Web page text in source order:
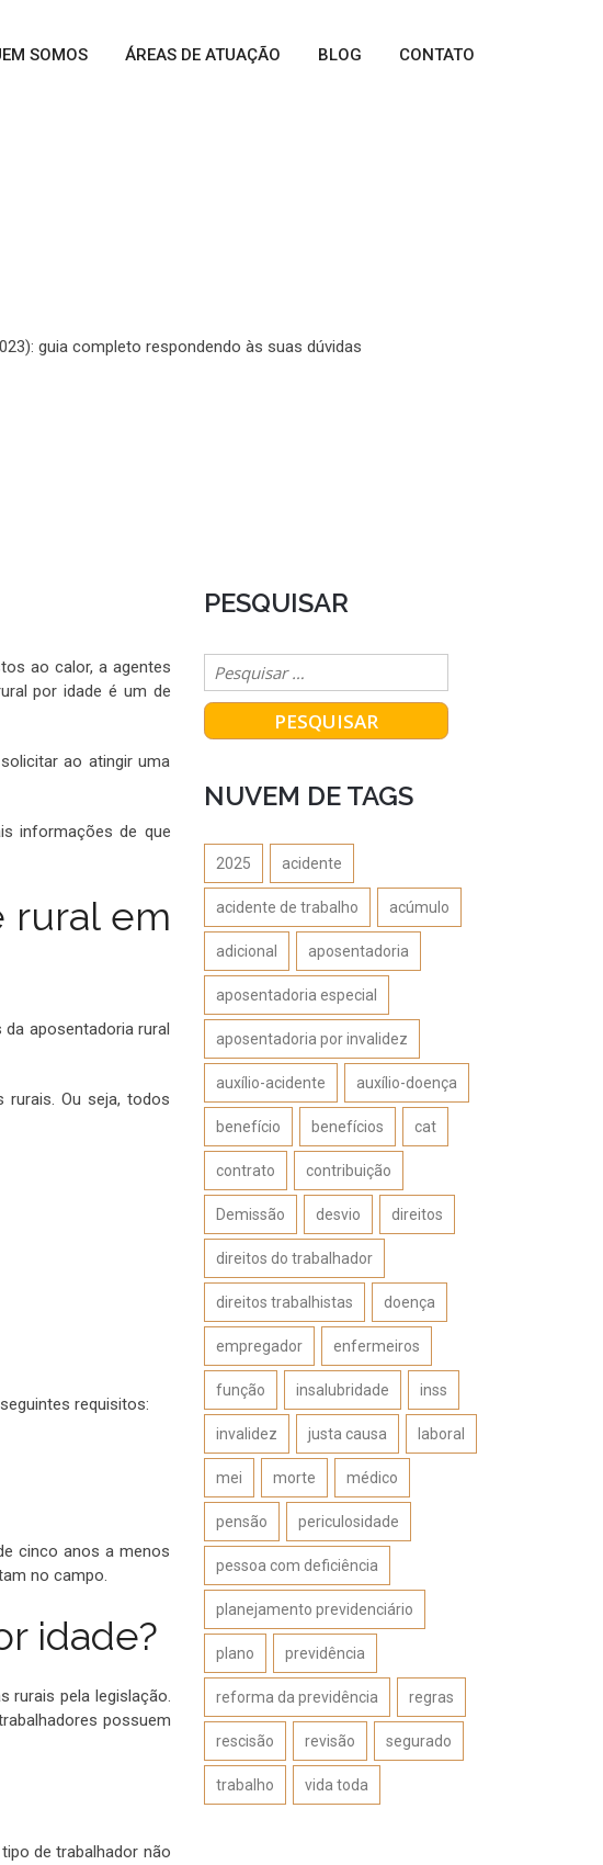
SOMOS ÁREAS DE ATUAÇÃO BLOG CONTATO
guia completo respondendo às suas dúvidas
ao calor, a agentes
por idade é um de
ao atingir uma
informações de que
rural em
aposentadoria rural
rurais. Ou seja, todos
requisitos:
cinco anos a menos
no campo.
idade?
rurais pela legislação.
possuem
de trabalhador não
PESQUISAR
NUVEM DE TAGS
2025 acidente
acidente de trabalho acúmulo
adicional aposentadoria
aposentadoria especial
aposentadoria por invalidez
auxílio-acidente auxílio-doença
benefício benefícios cat
contrato contribuição
Demissão desvio direitos
direitos do trabalhador
direitos trabalhistas doença
empregador enfermeiros
função insalubridade inss
invalidez justa causa laboral
mei morte médico
pensão periculosidade
pessoa com deficiência
planejamento previdenciário
plano previdência
reforma da previdência regras
rescisão revisão segurado
trabalho vida toda